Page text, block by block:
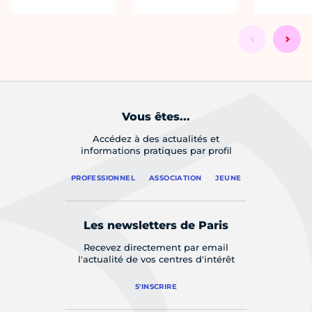
Vous êtes...
Accédez à des actualités et
informations pratiques par profil
PROFESSIONNEL ASSOCIATION JEUNE
Les newsletters de Paris
Recevez directement par email
l'actualité de vos centres d'intérêt
S'INSCRIRE